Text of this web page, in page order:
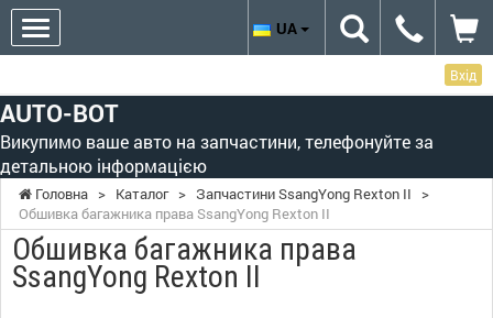
Вхід
AUTO-BOT
Викупимо ваше авто на запчастини, телефонуйте за
детальною інформацією
UA
Головна > Каталог > Запчастини SsangYong Rexton II
>
Обшивка багажника права SsangYong Rexton II
Обшивка багажника права
SsangYong Rexton II